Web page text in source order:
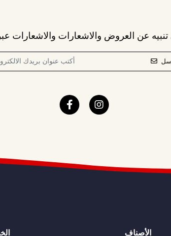
عن العروض والاشعارات والاشعارات
الأصناف